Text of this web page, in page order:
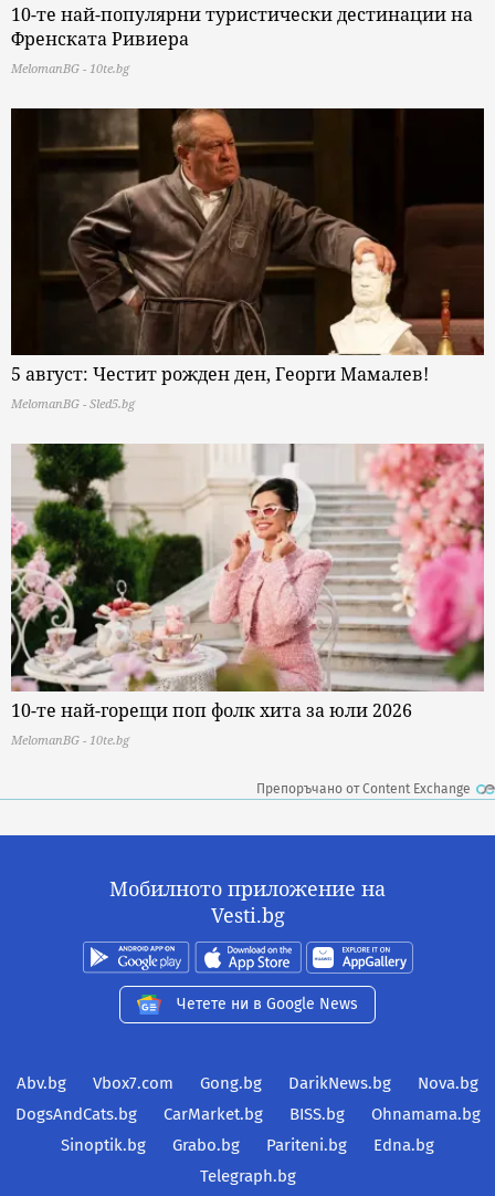
10-те най-популярни туристически дестинации на
Френската Ривиера
MelomanBG - 10te.bg
5 август: Честит рожден ден, Георги Мамалев!
MelomanBG - Sled5.bg
10-те най-горещи поп фолк хита за юли 2026
MelomanBG - 10te.bg
Препоръчано от Content Exchange
Мобилното приложение на
Vesti.bg
Четете ни в Google News
Abv.bg Vbox7.com Gong.bg DarikNews.bg
Nova.bg
DogsAndCats.bg
CarMarket.bg BISS.bg
Ohnamama.bg
Sinoptik.bg
Grabo.bg Pariteni.bg
Edna.bg
Telegraph.bg